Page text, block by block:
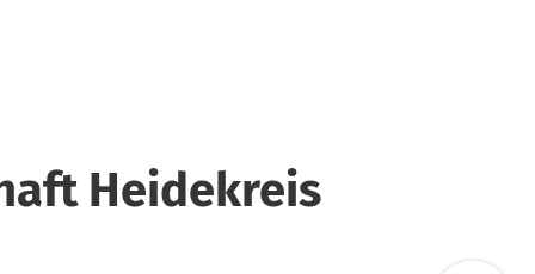
Heidekreis